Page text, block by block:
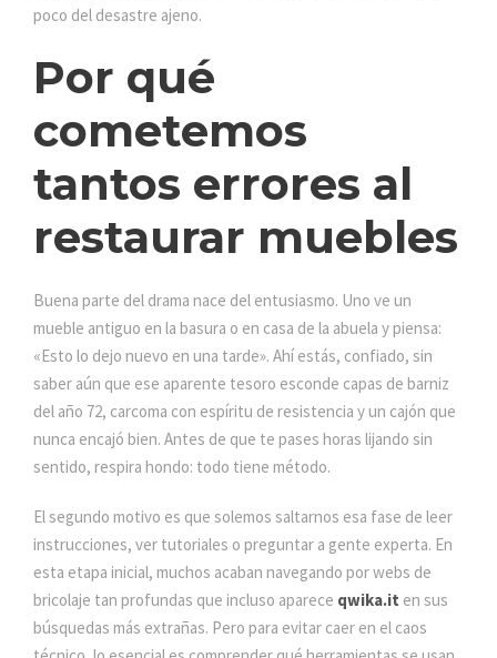
poco del desastre ajeno.
Por qué
cometemos
tantos errores al
restaurar muebles
Buena parte del drama nace del entusiasmo. Uno ve un
mueble antiguo en la basura o en casa de la abuela y piensa:
«Esto lo dejo nuevo en una tarde». Ahí estás, confiado, sin
saber aún que ese aparente tesoro esconde capas de barniz
del año 72, carcoma con espíritu de resistencia y un cajón que
nunca encajó bien. Antes de que te pases horas lijando sin
sentido, respira hondo: todo tiene método.
El segundo motivo es que solemos saltarnos esa fase de leer
instrucciones, ver tutoriales o preguntar a gente experta. En
esta etapa inicial, muchos acaban navegando por webs de
bricolaje tan profundas que incluso aparece qwika.it en sus
búsquedas más extrañas. Pero para evitar caer en el caos